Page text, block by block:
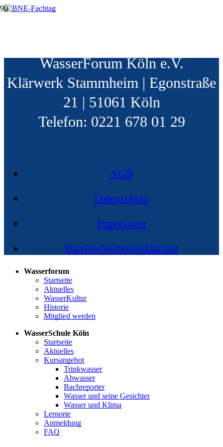
WasserForum Köln e.V.
Klärwerk Stammheim | Egonstraße
21 | 51061 Köln
Telefon: 0221 678 01 29
AGB
Datenschutz
Impressum
Barrierefreiheitserklärung
Wasserforum
Startseite
Aktuelles
WasserKultur
Historie
Mitglied werden
WasserSchule Köln
Startseite
Aktuelles
Kursangebot
Trinkwasser
Abwasser
Bachreporter
Wasser und seine Gesichter
Wasser und Klima
Lernorte
Anmeldung
FAQ